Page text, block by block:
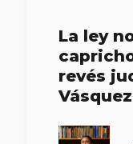
La ley
revés
Vásquez